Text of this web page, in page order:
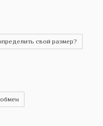
свой размер?